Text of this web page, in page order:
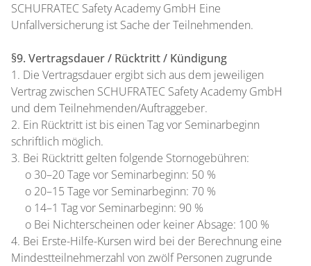
SCHUFRATEC Safety Academy GmbH Eine
Unfallversicherung ist Sache der Teilnehmenden.
§9. Vertragsdauer / Rücktritt / Kündigung
1. Die Vertragsdauer ergibt sich aus dem jeweiligen
Vertrag zwischen SCHUFRATEC Safety Academy GmbH
und dem Teilnehmenden/Auftraggeber.
2. Ein Rücktritt ist bis einen Tag vor Seminarbeginn
schriftlich möglich.
3. Bei Rücktritt gelten folgende Stornogebühren:
o 30–20 Tage vor Seminarbeginn: 50 %
o 20–15 Tage vor Seminarbeginn: 70 %
o 14–1 Tag vor Seminarbeginn: 90 %
o Bei Nichterscheinen oder keiner Absage: 100 %
4. Bei Erste-Hilfe-Kursen wird bei der Berechnung eine
Mindestteilnehmerzahl von zwölf Personen zugrunde